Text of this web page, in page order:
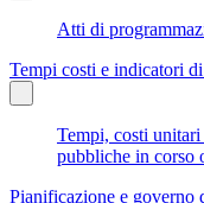
Atti di
Tempi costi e indicatori
Tempi, costi
pubbliche in corso
Pianificazione e governo